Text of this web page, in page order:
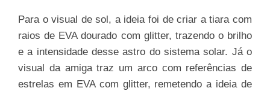
Para o visual de sol, a ideia foi de criar a tiara com
raios de EVA dourado com glitter, trazendo o brilho
e a intensidade desse astro do sistema solar. Já o
visual da amiga traz um arco com referências de
estrelas em EVA com glitter, remetendo a ideia de